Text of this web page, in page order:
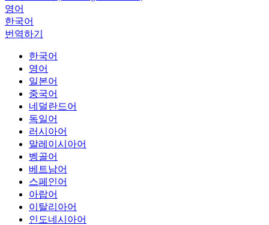
영어
한국어
번역하기
한국어
영어
일본어
중국어
네덜란드어
독일어
러시아어
말레이시아어
벵골어
베트남어
스페인어
아랍어
이탈리아어
인도네시아어